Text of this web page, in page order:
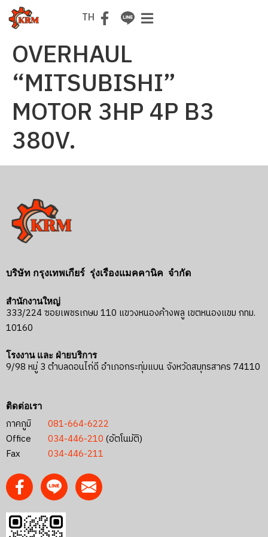
TH
EN
OVERHAUL
“MITSUBISHI”
MOTOR 3HP 4P B3
380V.
บริษัท กรุงเทพเกียร์ รุ่งเรืองแมคคานิค จำกัด
สำนักงานใหญ่
333/224 ซอยเพชรเกษม 110 แขวงหนองค้างพลู เขตหนองแขม กทม.
10160
โรงงาน และ ฝ่ายบริการ
9/98 หมู่ 3 ตำบลดอนไก่ดี อำเภอกระทุ่มแบน จังหวัดสมุทรสาคร 74110
ติดต่อเรา
ภาคภูมิ
081-664-6222
Office
034-446-210 (อัตโนมัติ)
Fax
034-446-211